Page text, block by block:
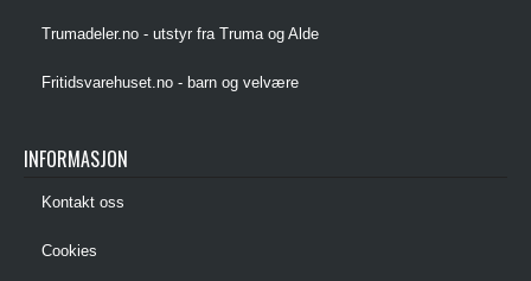
Trumadeler.no - utstyr fra Truma og Alde
Fritidsvarehuset.no - barn og velvære
INFORMASJON
Kontakt oss
Cookies